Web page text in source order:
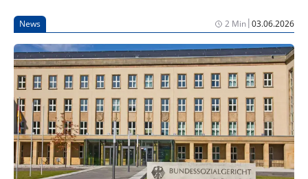
News 2 Min|03.06.2026